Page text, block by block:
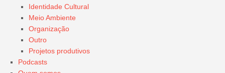
Identidade Cultural
Meio Ambiente
Organização
Outro
Projetos produtivos
Podcasts